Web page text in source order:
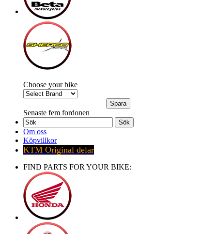
Choose your bike
Senaste fem fordonen
Sök
Om oss
Köpvillkor
KTM Original delar
FIND PARTS FOR YOUR BIKE: